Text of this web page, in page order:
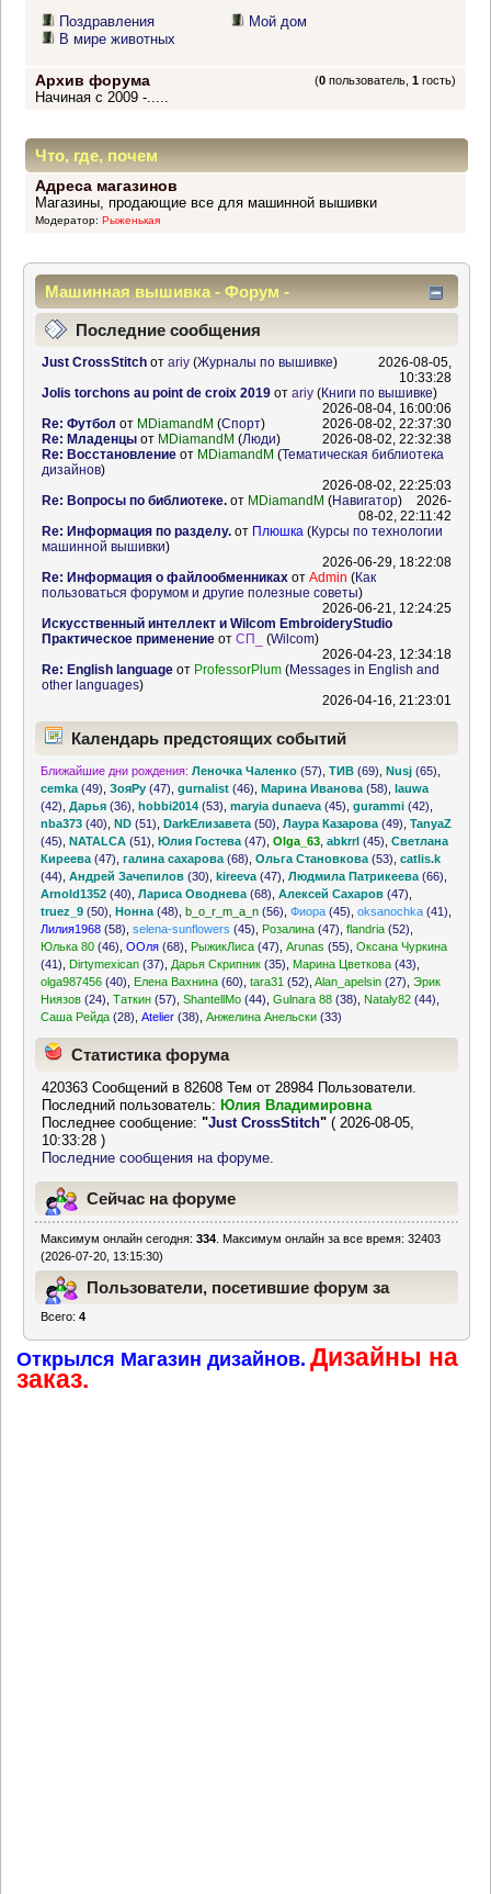
Поздравления
В мире животных
Мой дом
Архив форума (0 пользователь,1 гость)
Начиная с 2009 -.....
Что, где, почем
Адреса магазинов
Магазины, продающие все для машинной вышивки
Модератор: Рыженькая
Машинная вышивка - Форум -
Информационный центр
Последние сообщения
Just CrossStitchот ariy(Журналы по вышивке)
2026-08-05,
10:33:28
Jolis torchons au point de croix 2019от ariy(Книги по вышивке)
2026-08-04, 16:00:06
Re: Футбол от MDiamandM (Спорт)
2026-08-02, 22:37:30
Re: Младенцыот MDiamandM (Люди)
2026-08-02, 22:32:38
Re: Восстановлениеот MDiamandM (Тематическая библиотека
дизайнов)
2026-08-02, 22:25:03
Re: Вопросы по библиотеке.от MDiamandM (Навигатор)
2026-
08-02, 22:11:42
Re: Информация по разделу.от Плюшка (Курсы по технологии
машинной вышивки)
2026-06-29, 18:22:08
Re: Информация о файлообменникахот Admin (Как
пользоваться форумом и другие полезные советы)
2026-06-21, 12:24:25
Искусственный интеллект и Wilcom EmbroideryStudio
Практическое применениеот СП_ (Wilcom)
2026-04-23, 12:34:18
Re: English languageот ProfessorPlum(Messages in English and
other languages)
2026-04-16, 21:23:01
Календарь предстоящих событий
Ближайшие дни рождения: Леночка Чаленко (57) ,ТИВ (69) ,Nusj (65)
cemka (49) ,ЗояРу (47) ,gurnalist (46) ,Марина Иванова (58) ,lauwa
(42) ,Дарья (36) ,hobbi2014 (53) ,maryia dunaeva (45) ,gurammi (42)
nba373 (40) ,ND (51) ,DarkЕлизавета (50) ,Лаура Казарова (49) ,TanyaZ
(45) ,NATALCA (51) ,Юлия Гостева (47) ,Olga_63 ,abkrrl (45) ,Светлана
Киреева (47) ,галина сахарова (68) ,Ольга Становкова (53) ,catlis.k
(44) ,Андрей Зачепилов (30) ,kireeva (47) ,Людмила Патрикеева (66)
Arnold1352 (40) ,Лариса Оводнева (68) ,Алексей Сахаров (47)
truez_9 (50) ,Нонна (48) ,b_o_r_m_a_n (56) ,Фиора (45) ,oksanochka (41)
Лилия1968 (58) ,selena-sunflowers (45) Розалина (47) ,flandria (52)
Юлька 80 (46) ,ООля (68) РыжикЛиса (47) ,Arunas (55) ,Оксана Чуркина
(41)
Dirtymexican (37) Дарья Скрипник (35) Марина Цветкова (43)
olga987456 (40) Елена Вахнина (60) ,tara31 (52) ,Alan_apelsin (27) ,Эрик
Ниязов (24) ,Таткин (57) ,ShantellMo (44) ,Gulnara 88 (38) Nataly82 (44)
Саша Рейда (28) ,Atelier (38) ,Анжелина Анельски (33)
Статистика форума
420363 Сообщений в 82608 Тем от 28984 Пользователи.
Последний пользователь: Юлия Владимировна
Последнее сообщение:"Just CrossStitch" ( 2026-08-05,
10:33:28 )
Последние сообщения на форуме.
Сейчас на форуме
Максимум онлайн сегодня:334 . Максимум онлайн за все время: 32403
(2026-07-20, 13:15:30)
Пользователи, посетившие форум за
Всего:4
Открылся Магазин дизайнов. Дизайны на
заказ.